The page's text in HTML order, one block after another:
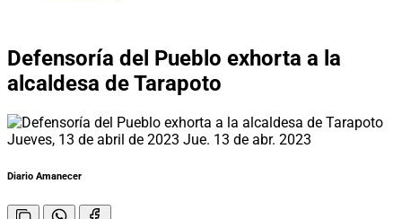
Defensoría del Pueblo exhorta a la
alcaldesa de Tarapoto
Jueves, 13 de abril de 2023 Jue. 13 de abr. 2023
Diario Amanecer